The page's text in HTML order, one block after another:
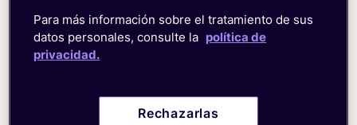
Anticípese a posibles problemas de conectividad
para prevenir interrupciones.
Controle el consume de datos. Evite
sorpresas.
Gestione su cobertura y servicios para evitar cargos
Funciones avanzadas. Máximo
Para más información sobre el tratamiento de sus
datos personales, consulte la política de
privacidad.
Rechazarlas